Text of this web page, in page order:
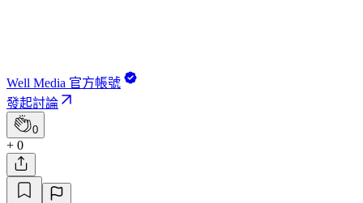
Well Media 官方帳號
發起討論
0
+ 0